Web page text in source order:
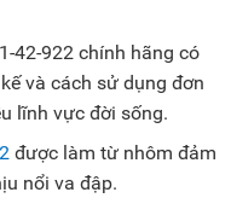
1-42-922 chính hãng có
và cách sử dụng đơn
lĩnh vực đời sống.
được làm từ nhôm đảm
nổi va đập.